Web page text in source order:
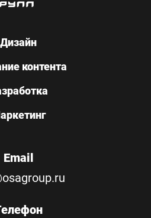
Дизайн
контента
Email